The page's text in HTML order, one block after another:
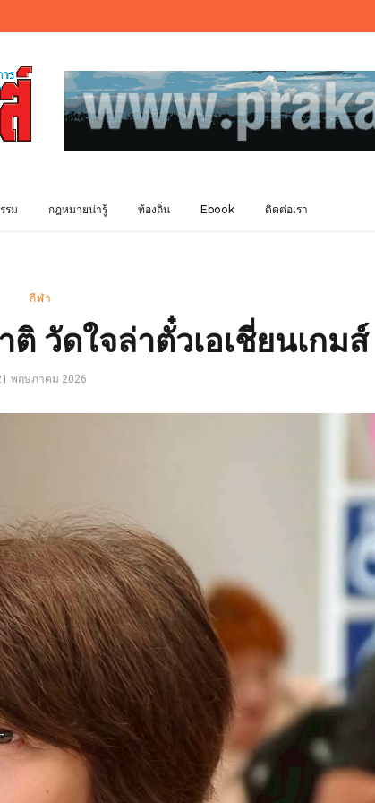
รม กฎหมายน่ารู้ ท้องถิ่น Ebook ติดต่อเรา
กีฬา
ติ วัดใจล่าตั๋วเอเชี่ยนเกมส์
พฤษภาคม 2026